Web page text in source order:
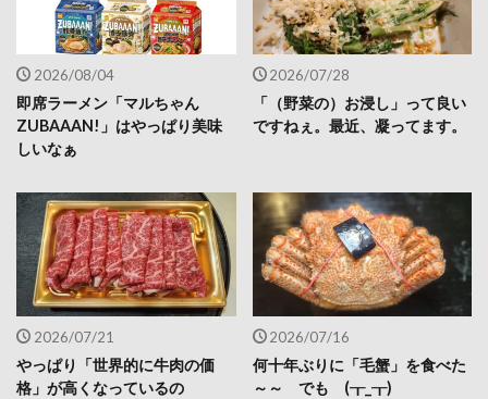
2026/08/04
即席ラーメン「マルちゃん
ZUBAAAN!」はやっぱり美味
しいなぁ
2026/07/28
「（野菜の）お浸し」って良い
ですねぇ。最近、凝ってます。
2026/07/21
やっぱり「世界的に牛肉の価
格」が高くなっているの
2026/07/16
何十年ぶりに「毛蟹」を食べた
～～ でも (┰_┰)